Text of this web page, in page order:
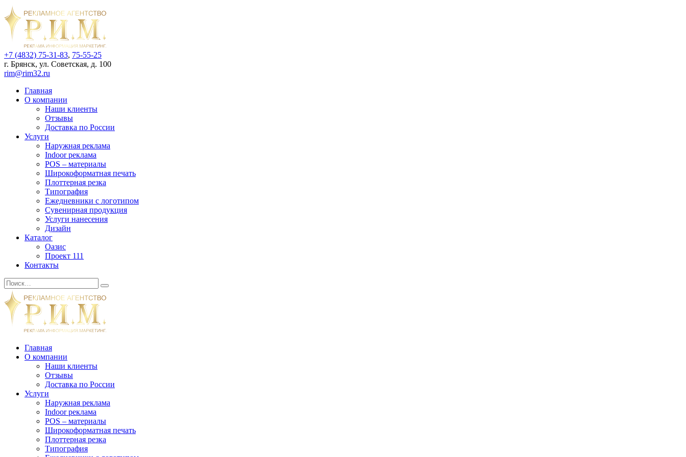
+7 (4832) 75-31-83, 75-55-25
г. Брянск, ул. Советская, д. 100
rim@rim32.ru
Главная
О компании
Наши клиенты
Отзывы
Доставка по России
Услуги
Наружная реклама
Indoor реклама
POS – материалы
Широкоформатная печать
Плоттерная резка
Типография
Ежедневники с логотипом
Сувенирная продукция
Услуги нанесения
Дизайн
Каталог
Оазис
Проект 111
Контакты
Главная
О компании
Наши клиенты
Отзывы
Доставка по России
Услуги
Наружная реклама
Indoor реклама
POS – материалы
Широкоформатная печать
Плоттерная резка
Типография